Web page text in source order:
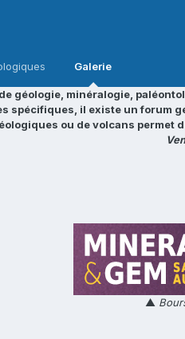
Galerie
géologie, minéralogie,
spécifiques, il existe un forum
ou de volcans permet
▲